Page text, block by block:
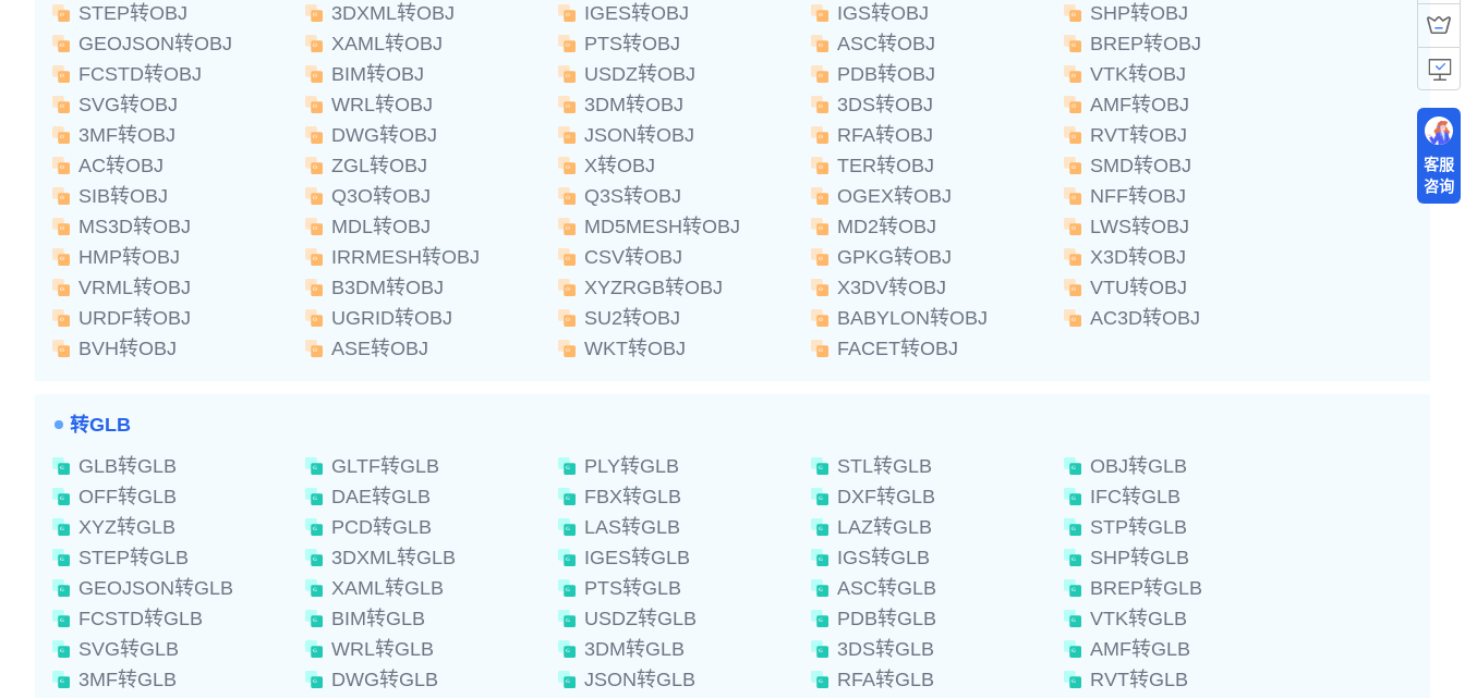
STEP转OBJ
3DXML转OBJ IGES转OBJ IGS转OBJ
SHP转OBJ
GEOJSON转OBJ
XAML转OBJ PTS转OBJ ASC转OBJ
BREP转OBJ
FCSTD转OBJ
BIM转OBJ USDZ转OBJ PDB转OBJ
VTK转OBJ
SVG转OBJ
WRL转OBJ 3DM转OBJ 3DS转OBJ
AMF转OBJ
3MF转OBJ
DWG转OBJ JSON转OBJ RFA转OBJ
RVT转OBJ
AC转OBJ
ZGL转OBJ X转OBJ TER转OBJ
SMD转OBJ
SIB转OBJ
Q3O转OBJ Q3S转OBJ OGEX转OBJ
NFF转OBJ
MS3D转OBJ
MDL转OBJ MD5MESH转OBJ MD2转OBJ
LWS转OBJ
HMP转OBJ
IRRMESH转OBJ CSV转OBJ GPKG转OBJ
X3D转OBJ
VRML转OBJ
B3DM转OBJ XYZRGB转OBJ X3DV转OBJ
VTU转OBJ
URDF转OBJ
UGRID转OBJ SU2转OBJ BABYLON转OBJ
AC3D转OBJ
BVH转OBJ
ASE转OBJ WKT转OBJ FACET转OBJ
转GLB
GLB转GLB
GLTF转GLB PLY转GLB STL转GLB
OBJ转GLB
OFF转GLB
DAE转GLB FBX转GLB DXF转GLB
IFC转GLB
XYZ转GLB
PCD转GLB LAS转GLB LAZ转GLB
STP转GLB
STEP转GLB
3DXML转GLB IGES转GLB IGS转GLB
SHP转GLB
GEOJSON转GLB
XAML转GLB PTS转GLB ASC转GLB
BREP转GLB
FCSTD转GLB
BIM转GLB USDZ转GLB PDB转GLB
VTK转GLB
SVG转GLB
WRL转GLB 3DM转GLB 3DS转GLB
AMF转GLB
3MF转GLB
DWG转GLB JSON转GLB RFA转GLB
RVT转GLB
客服
咨询